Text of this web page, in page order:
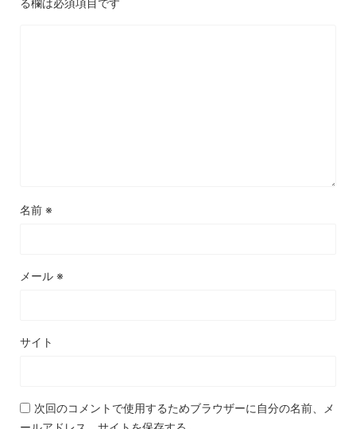
名前 ※
メール ※
サイト
次回のコメントで使用するためブラウザーに自分の名前、メ